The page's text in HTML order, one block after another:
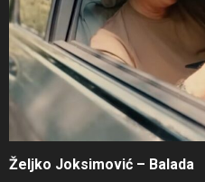
Željko Joksimović – Balada